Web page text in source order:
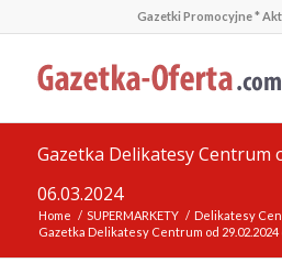
Gazetki Promocyjne *
Gazetka Delikatesy Centrum
06.03.2024
Home / SUPERMARKETY / Delikatesy
Gazetka Delikatesy Centrum od 29.02.2024